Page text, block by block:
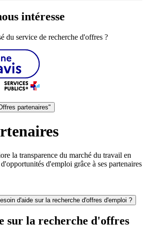
intéresse
du service de recherche d'offres ?
partenaires"
la transparence du marché du travail en
d'emploi grâce à ses partenaires
d'aide sur la recherche d'offres d'emploi ?
sur la recherche d'offres